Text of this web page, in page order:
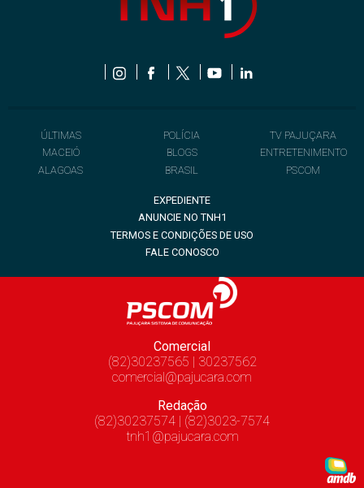
ÚLTIMAS
MACEIÓ
ALAGOAS
POLÍCIA
BLOGS
BRASIL
TV PAJUÇARA
ENTRETENIMENTO
PSCOM
EXPEDIENTE
ANUNCIE NO TNH1
TERMOS E CONDIÇÕES DE USO
FALE CONOSCO
Comercial
(82)30237565 | 30237562
comercial@pajucara.com
Redação
(82)30237574 | (82)3023-7574
tnh1@pajucara.com